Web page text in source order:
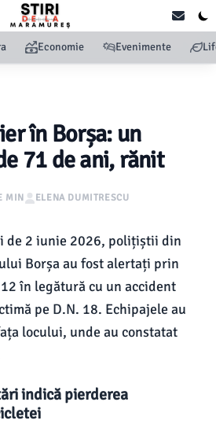
Economie Evenimente
în Borșa: un
71 de ani, rănit
MIN ELENA DUMITRESCU
de 2 iunie 2026, polițiștii din
Borșa au fost alertați prin
în legătură cu un accident
pe D.N. 18. Echipajele au
locului, unde au constatat
indică pierderea